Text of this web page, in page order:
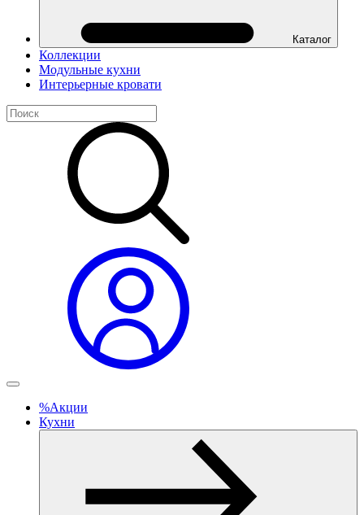
Каталог
Коллекции
Модульные кухни
Интерьерные кровати
%Акции
Кухни